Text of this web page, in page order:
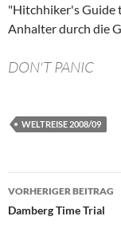
"Hitchhiker's Guide
Anhalter durch die
DON'T PANIC
WELTREISE 2008/09
VORHERIGER BEITRAG
Damberg Time Trial